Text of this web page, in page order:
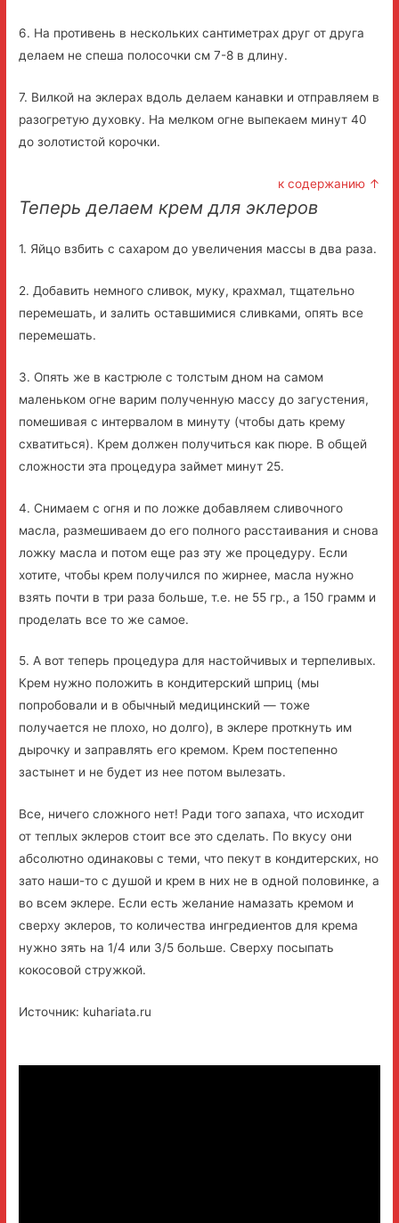
6. На противень в нескольких сантиметрах друг от друга
делаем не спеша полосочки см 7-8 в длину.
7. Вилкой на эклерах вдоль делаем канавки и отправляем в
разогретую духовку. На мелком огне выпекаем минут 40
до золотистой корочки.
к содержанию ↑
Теперь делаем крем для эклеров
1. Яйцо взбить с сахаром до увеличения массы в два раза.
2. Добавить немного сливок, муку, крахмал, тщательно
перемешать, и залить оставшимися сливками, опять все
перемешать.
3. Опять же в кастрюле с толстым дном на самом
маленьком огне варим полученную массу до загустения,
помешивая с интервалом в минуту (чтобы дать крему
схватиться). Крем должен получиться как пюре. В общей
сложности эта процедура займет минут 25.
4. Снимаем с огня и по ложке добавляем сливочного
масла, размешиваем до его полного расстаивания и снова
ложку масла и потом еще раз эту же процедуру. Если
хотите, чтобы крем получился по жирнее, масла нужно
взять почти в три раза больше, т.е. не 55 гр., а 150 грамм и
проделать все то же самое.
5. А вот теперь процедура для настойчивых и терпеливых.
Крем нужно положить в кондитерский шприц (мы
попробовали и в обычный медицинский — тоже
получается не плохо, но долго), в эклере проткнуть им
дырочку и заправлять его кремом. Крем постепенно
застынет и не будет из нее потом вылезать.
Все, ничего сложного нет! Ради того запаха, что исходит
от теплых эклеров стоит все это сделать. По вкусу они
абсолютно одинаковы с теми, что пекут в кондитерских, но
зато наши-то с душой и крем в них не в одной половинке, а
во всем эклере. Если есть желание намазать кремом и
сверху эклеров, то количества ингредиентов для крема
нужно зять на 1/4 или 3/5 больше. Сверху посыпать
кокосовой стружкой.
Источник: kuhariata.ru